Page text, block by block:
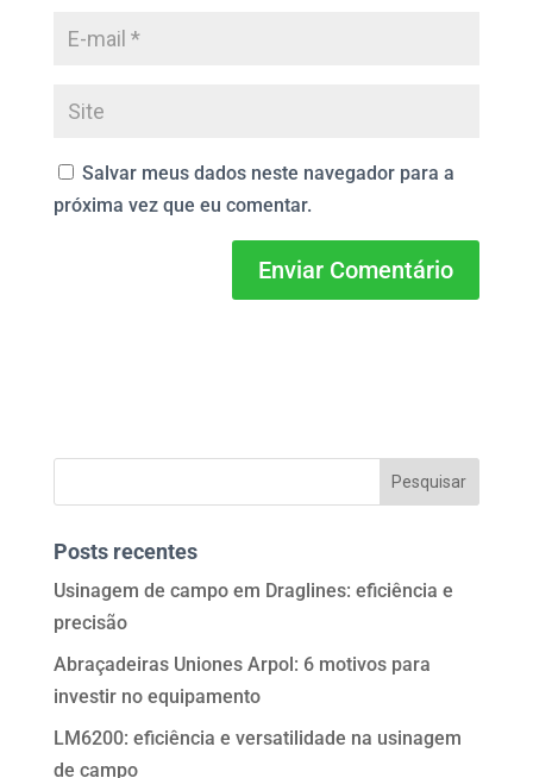
Salvar meus dados neste navegador para a
próxima vez que eu comentar.
Posts recentes
Usinagem de campo em Draglines: eficiência e
precisão
Abraçadeiras Uniones Arpol: 6 motivos para
investir no equipamento
LM6200: eficiência e versatilidade na usinagem
de campo